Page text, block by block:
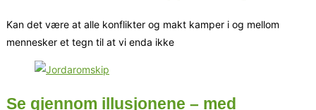
Kan det være at alle konflikter og makt kamper i og mellom
mennesker et tegn til at vi enda ikke
Se gjennom illusjonene – med